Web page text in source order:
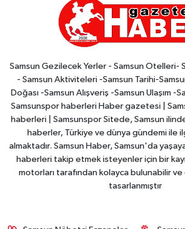
Samsun Gezilecek Yerler - Samsun Otelleri-
- Samsun Aktiviteleri -Samsun Tarihi-
Doğası -Samsun Alışveriş -Samsun Ulaşım -
Samsunspor haberleri Haber gazetesi |
haberleri | Samsunspor Sitede, Samsun
haberler, Türkiye ve dünya gündemi ile
almaktadır. Samsun Haber, Samsun'da
haberleri takip etmek isteyenler için bir
motorları tarafından kolayca bulunabilir
tasarlanmıştır